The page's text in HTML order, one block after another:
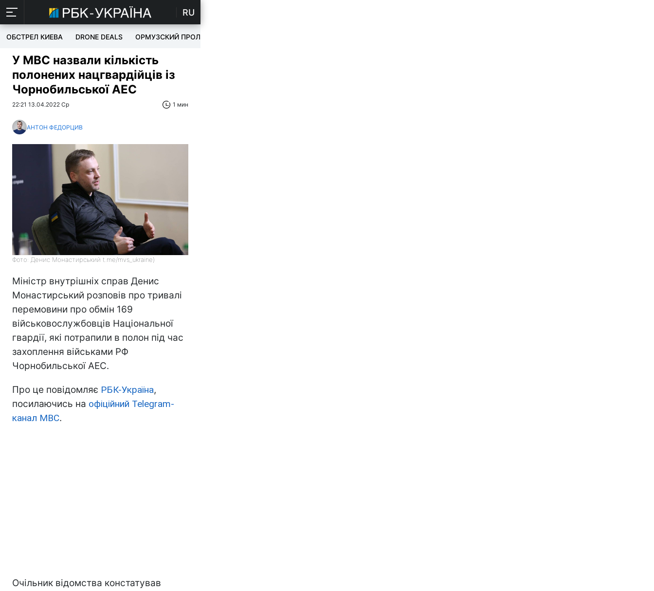
RU
ОБСТРЕЛ КИЕВА DRONE DEALS ОРМУЗСКИЙ ПРОЛИВ
У МВС назвали кількість
полонених нацгвардійців із
Чорнобильської АЕС
22:21 13.04.2022 Ср 1 мин
АНТОН ФЕДОРЦИВ
Фото: Денис Монастирський t.me/mvs_ukraine)
Міністр внутрішніх справ Денис
Монастирський розповів про тривалі
перемовини про обмін 169
військовослужбовців Національної
гвардії, які потрапили в полон під час
захоплення військами РФ
Чорнобильської АЕС.
Про це повідомляє РБК-Україна,
посилаючись на офіційний Telegram-
канал МВС.
Очільник відомства констатував